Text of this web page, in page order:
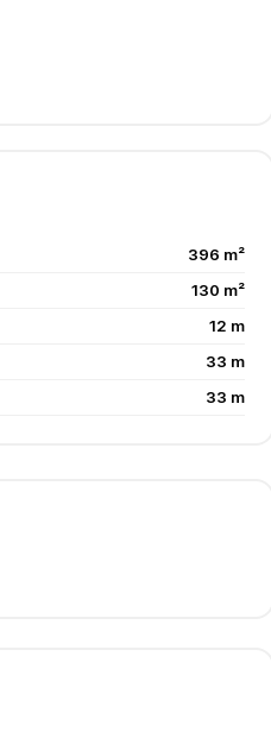
396 m²
130 m²
12 m
33 m
33 m